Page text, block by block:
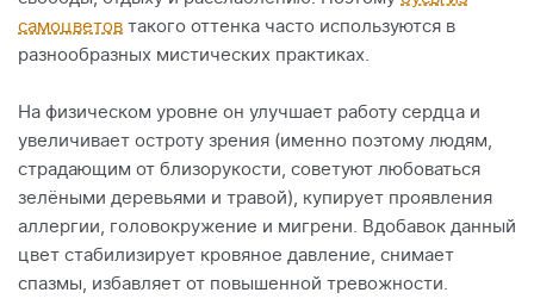
самоцветов такого оттенка часто используются в
разнообразных мистических практиках.
На физическом уровне он улучшает работу сердца и
увеличивает остроту зрения (именно поэтому людям,
страдающим от близорукости, советуют любоваться
зелёными деревьями и травой), купирует проявления
аллергии, головокружение и мигрени. Вдобавок данный
цвет стабилизирует кровяное давление, снимает
спазмы, избавляет от повышенной тревожности.